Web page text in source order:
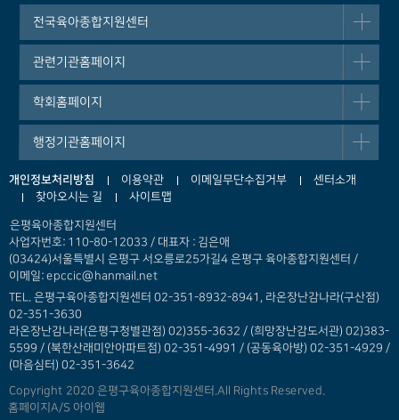
전국육아종합지원센터
관련기관홈페이지
학회홈페이지
행정기관홈페이지
개인정보처리방침 이용약관 이메일무단수집거부
센터소개
찾아오시는 길
사이트맵
은평육아종합지원센터
사업자번호: 110-80-12033 / 대표자 : 김은애
(03424)서울특별시 은평구 서오릉로25가길4 은평구 육아종합지원센터 /
이메일: epccic@hanmail.net
TEL. 은평구육아종합지원센터 02-351-8932-8941, 라온장난감나라(구산점)
02-351-3630
라온장난감나라(은평구청별관점) 02)355-3632 / (희망장난감도서관) 02)383-
5599 / (북한산래미안아파트점) 02-351-4991 / (공동육아방) 02-351-4929 /
(마음심터) 02-351-3642
Copyright 2020 은평구육아종합지원센터.All Rights Reserved.
홈페이지A/S 아이웹